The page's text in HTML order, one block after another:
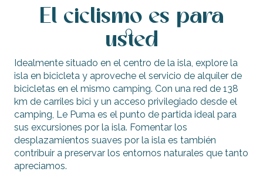
El ciclismo es para
usted
Idealmente situado en el centro de la isla, explore la
isla en bicicleta y aproveche el servicio de alquiler de
bicicletas en el mismo camping. Con una red de 138
km de carriles bici y un acceso privilegiado desde el
camping, Le Puma es el punto de partida ideal para
sus excursiones por la isla. Fomentar los
desplazamientos suaves por la isla es también
contribuir a preservar los entornos naturales que tanto
apreciamos.